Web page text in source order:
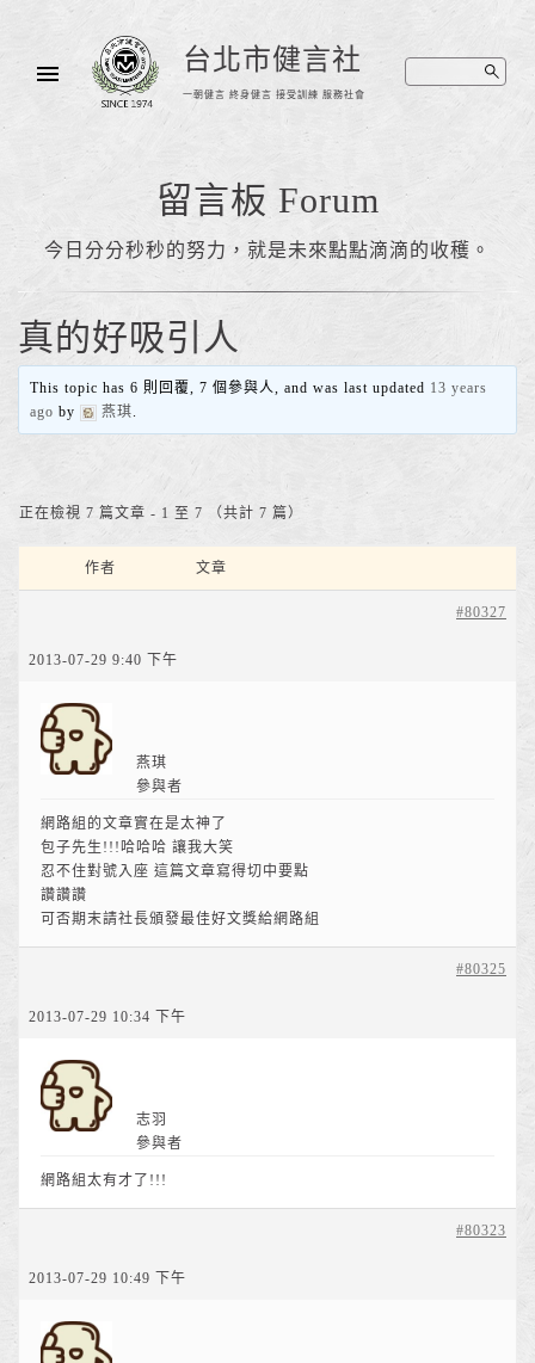
台北市健言社
一朝健言 終身健言 接受訓練 服務社會
留言板 Forum
今日分分秒秒的努力，就是未來點點滴滴的收穫。
真的好吸引人
This topic has 6 則回覆, 7 個參與人, and was last updated 13 years
ago by 燕琪.
正在檢視 7 篇文章 - 1 至 7 （共計 7 篇）
作者 文章
2013-07-29 9:40 下午
#80327
燕琪
參與者
網路組的文章實在是太神了
包子先生!!!哈哈哈 讓我大笑
忍不住對號入座 這篇文章寫得切中要點
讚讚讚
可否期末請社長頒發最佳好文獎給網路組
2013-07-29 10:34 下午
#80325
志羽
參與者
網路組太有才了!!!
2013-07-29 10:49 下午
#80323